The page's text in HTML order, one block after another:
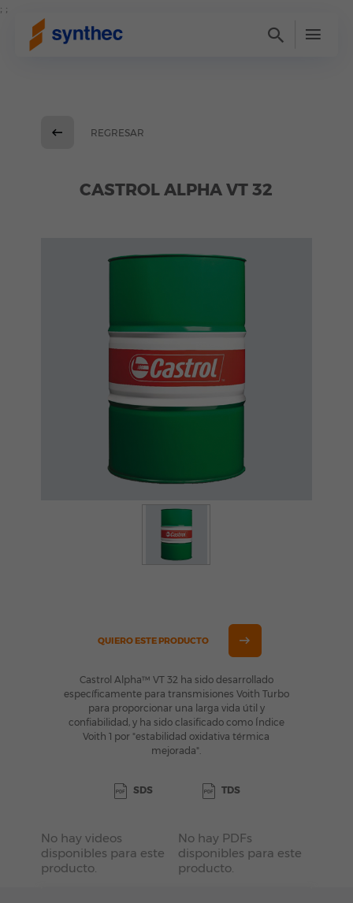
; ;
REGRESAR
CASTROL ALPHA VT 32
QUIERO ESTE PRODUCTO
Castrol Alpha™ VT 32 ha sido desarrollado
específicamente para transmisiones Voith Turbo
para proporcionar una larga vida útil y
confiabilidad, y ha sido clasificado como Índice
Voith 1 por "estabilidad oxidativa térmica
mejorada".
SDS TDS
No hay videos
disponibles para este
producto.
No hay PDFs
disponibles para este
producto.